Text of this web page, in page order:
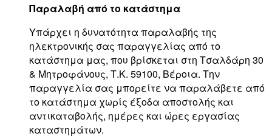
Παραλαβή από το κατάστημα
Υπάρχει η δυνατότητα παραλαβής της
ηλεκτρονικής σας παραγγελίας από το
κατάστημα μας, που βρίσκεται στη Τσαλδάρη 30
& Μητροφάνους, Τ.Κ. 59100, Βέροια. Την
παραγγελία σας μπορείτε να παραλάβετε από
το κατάστημα χωρίς έξοδα αποστολής και
αντικαταβολής, ημέρες και ώρες εργασίας
καταστημάτων.